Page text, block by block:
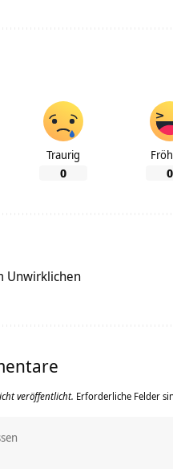
Traurig
0 0
Unwirklichen
veröffentlicht. Erforderliche Felder